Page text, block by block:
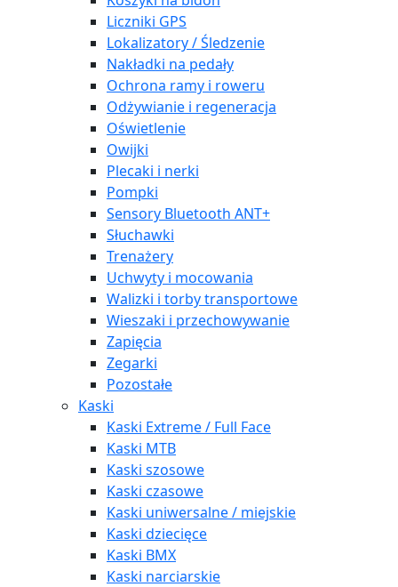
Liczniki GPS
Lokalizatory / Śledzenie
Nakładki na pedały
Ochrona ramy i roweru
Odżywianie i regeneracja
Oświetlenie
Owijki
Plecaki i nerki
Pompki
Sensory Bluetooth ANT+
Słuchawki
Trenażery
Uchwyty i mocowania
Walizki i torby transportowe
Wieszaki i przechowywanie
Zapięcia
Zegarki
Pozostałe
Kaski
Kaski Extreme / Full Face
Kaski MTB
Kaski szosowe
Kaski czasowe
Kaski uniwersalne / miejskie
Kaski dziecięce
Kaski BMX
Kaski narciarskie